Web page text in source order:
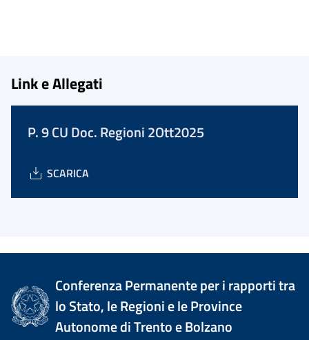
Link e Allegati
P. 9 CU Doc. Regioni 2Ott2025
SCARICA
Conferenza Permanente per i rapporti tra
lo Stato, le Regioni e le Province
Autonome di Trento e Bolzano